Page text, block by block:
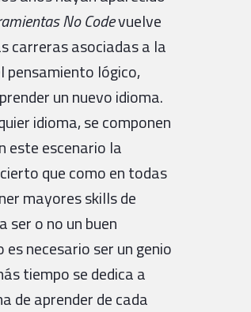
No Codevuelve
carreras asociadas a la
pensamiento lógico,
un nuevo idioma.
idioma, se componen
este escenario la
que como en todas
mayores skills de
o no un buen
necesario ser un genio
tiempo se dedica a
de aprender de cada